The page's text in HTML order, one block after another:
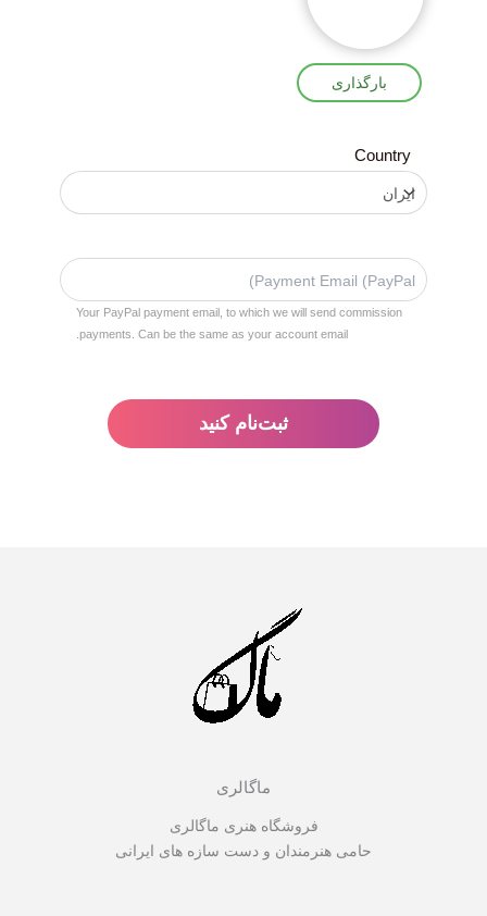
بارگذاری
Country
Your PayPal payment email, to which we will send commission
payments. Can be the same as your account email.
ماگالری
فروشگاه هنری ماگالری
حامی هنرمندان و دست سازه های ایرانی